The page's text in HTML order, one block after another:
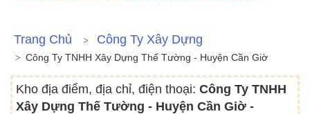
Trang Chủ Công Ty Xây Dựng
Công Ty TNHH Xây Dựng Thế Tường - Huyện Cần Giờ
Kho địa điểm, địa chỉ, điện thoại: Công Ty TNHH
Xây Dựng Thế Tường - Huyện Cần Giờ -